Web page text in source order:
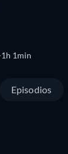
1h 1min
Episodios